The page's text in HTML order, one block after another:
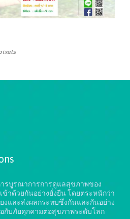
รบูรณาการการดูแลสุขภาพของ
าด้วยกันอย่างยั่งยืนโดยตระหนักว่า
และส่งผลกระทบซึ่งกันและกันอย่าง
กับภัยคุกคามต่อสุขภาพระดับโลก